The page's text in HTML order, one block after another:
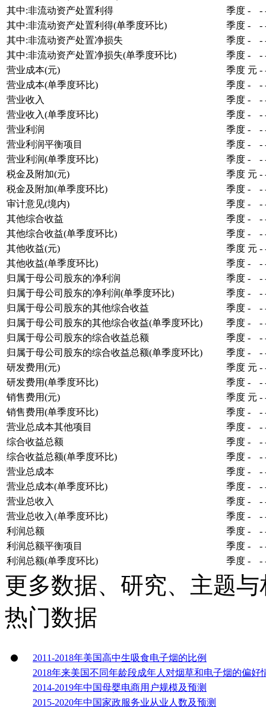
其中:非流动资产处置利得
季度 - -
其中:非流动资产处置利得(单季度环比)
季度 - -
其中:非流动资产处置净损失
季度 - -
其中:非流动资产处置净损失(单季度环比)
季度 - -
营业成本(元)
季度 元 -
营业成本(单季度环比)
季度 - -
营业收入
季度 - -
营业收入(单季度环比)
季度 - -
营业利润
季度 - -
营业利润平衡项目
季度 - -
营业利润(单季度环比)
季度 - -
税金及附加(元)
季度 元 -
税金及附加(单季度环比)
季度 - -
审计意见(境内)
季度 - -
其他综合收益
季度 - -
其他综合收益(单季度环比)
季度 - -
其他收益(元)
季度 元 -
其他收益(单季度环比)
季度 - -
归属于母公司股东的净利润
季度 - -
归属于母公司股东的净利润(单季度环比)
季度 - -
归属于母公司股东的其他综合收益
季度 - -
归属于母公司股东的其他综合收益(单季度环比)
季度 - -
归属于母公司股东的综合收益总额
季度 - -
归属于母公司股东的综合收益总额(单季度环比)
季度 - -
研发费用(元)
季度 元 -
研发费用(单季度环比)
季度 - -
销售费用(元)
季度 元 -
销售费用(单季度环比)
季度 - -
营业总成本其他项目
季度 - -
综合收益总额
季度 - -
综合收益总额(单季度环比)
季度 - -
营业总成本
季度 - -
营业总成本(单季度环比)
季度 - -
营业总收入
季度 - -
营业总收入(单季度环比)
季度 - -
利润总额
季度 - -
利润总额平衡项目
季度 - -
利润总额(单季度环比)
季度 - -
更多数据、研究、主题
热门数据
2011-2018年美国高中生吸食电子烟的比例
2018年来美国不同年龄段成年人对烟草和电子烟的偏好
2014-2019年中国母婴电商用户规模及预测
2015-2020年中国家政服务业从业人数及预测